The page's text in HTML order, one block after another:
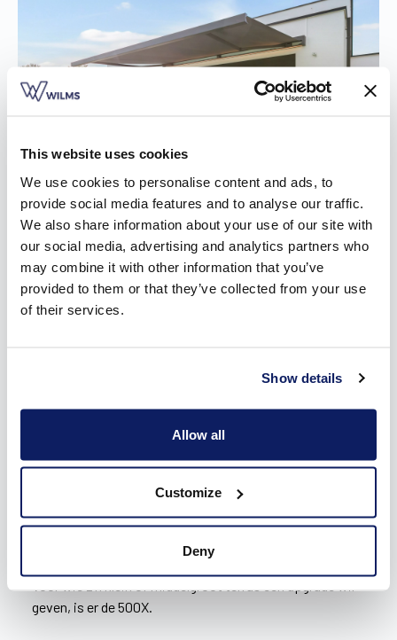
This website uses cookies
We use cookies to personalise content and ads, to
provide social media features and to analyse our traffic.
We also share information about your use of our site with
our social media, advertising and analytics partners who
may combine it with other information that you’ve
provided to them or that they’ve collected from your use
of their services.
Show details
Allow all
Customize
Deny
Onze types zonneluifels
voorprofielen overboord en gaat voor een scherp, recht
design. Dit design past perfect bij elke renovatie- of
nieuwbouwwoning, of die nu landelijk en rustiek of modern
zonnescherm in Halle-Booienhoven zorgt trouwens elke
keer voor een gezellige sfeer.
De 700X heeft alle kenmerken van de 700LX, maar geen
geven, is er de 500X.